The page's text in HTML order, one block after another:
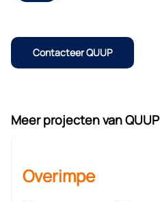
Contacteer QUUP
Meer projecten van QUUP
Overimpe